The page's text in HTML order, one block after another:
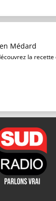
Médard
la recette